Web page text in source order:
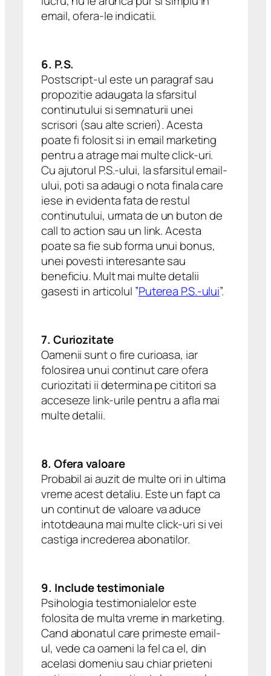
email, ofera-le indicatii.
6. P.S.
Postscript-ul este un paragraf sau
propozitie adaugata la sfarsitul
continutului si semnaturii unei
scrisori (sau alte scrieri). Acesta
poate fi folosit si in email marketing
pentru a atrage mai multe click-uri.
Cu ajutorul P.S.-ului, la sfarsitul email-
ului, poti sa adaugi o nota finala care
iese in evidenta fata de restul
continutului, urmata de un buton de
call to action sau un link. Acesta
poate sa fie sub forma unui bonus,
unei povesti interesante sau
beneficiu. Mult mai multe detalii
gasesti in articolul ”Puterea P.S.-ului”.
7. Curiozitate
Oamenii sunt o fire curioasa, iar
folosirea unui continut care ofera
curiozitati ii determina pe cititori sa
acceseze link-urile pentru a afla mai
multe detalii.
8. Ofera valoare
Probabil ai auzit de multe ori in ultima
vreme acest detaliu. Este un fapt ca
un continut de valoare va aduce
intotdeauna mai multe click-uri si vei
castiga increderea abonatilor.
9. Include testimoniale
Psihologia testimonialelor este
folosita de multa vreme in marketing.
Cand abonatul care primeste email-
ul, vede ca oameni la fel ca el, din
acelasi domeniu sau chiar prieteni